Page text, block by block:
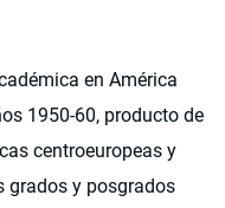
en América
1950-60, producto de
centroeuropeas y
grados y posgrados